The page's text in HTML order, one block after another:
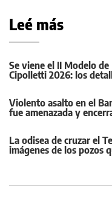
Leé más
Se viene el II Modelo
Cipolletti 2026: los
Violento asalto en el
fue amenazada y
La odisea de cruzar el
imágenes de los pozos